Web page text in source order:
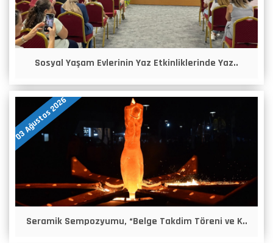
Sosyal Yaşam Evlerinin Yaz Etkinliklerinde Yaz..
03 Ağustos 2026
Seramik Sempozyumu, “Belge Takdim Töreni ve K..